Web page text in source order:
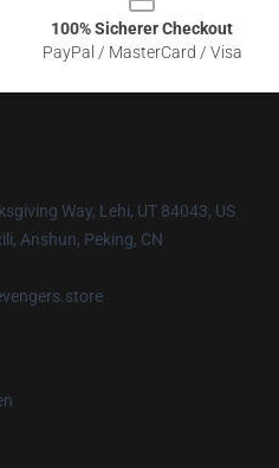
100% Sicherer Checkout
PayPal / MasterCard / Visa
Way, Lehi, UT 84043, US
Anshun, Peking, CN